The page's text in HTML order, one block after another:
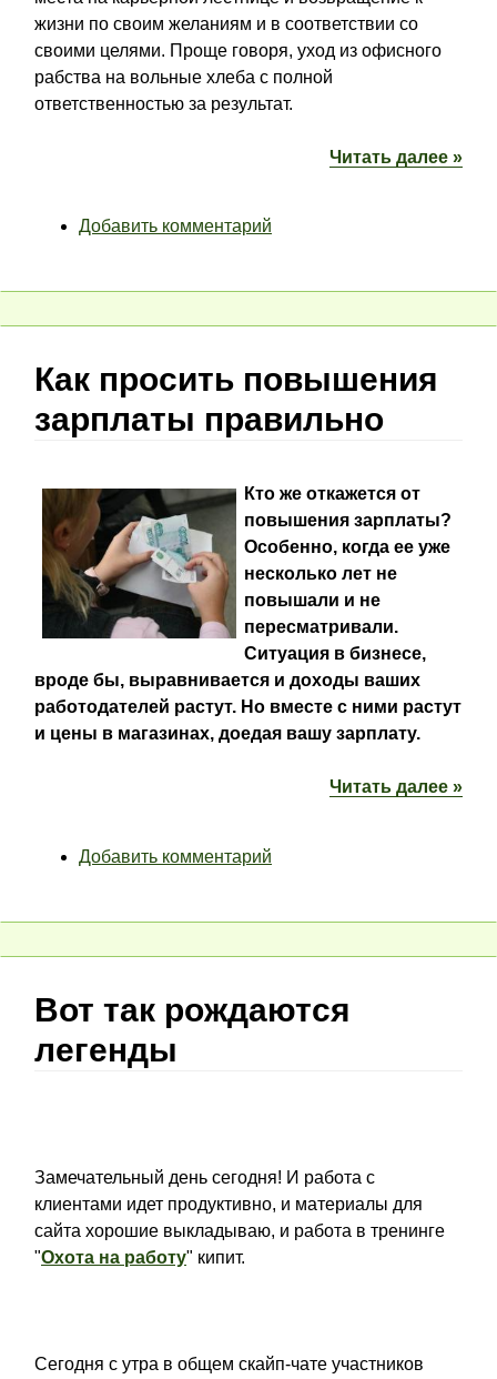
жизни по своим желаниям и в соответствии со
своими целями. Проще говоря, уход из офисного
рабства на вольные хлеба с полной
ответственностью за результат.
Читать далее »
Добавить комментарий
Как просить повышения
зарплаты правильно
Кто же откажется от
повышения зарплаты?
Особенно, когда ее уже
несколько лет не
повышали и не
пересматривали.
Ситуация в бизнесе,
вроде бы, выравнивается и доходы ваших
работодателей растут. Но вместе с ними растут
и цены в магазинах, доедая вашу зарплату.
Читать далее »
Добавить комментарий
Вот так рождаются
легенды
Замечательный день сегодня! И работа с
клиентами идет продуктивно, и материалы для
сайта хорошие выкладываю, и работа в тренинге
"Охота на работу" кипит.
Сегодня с утра в общем скайп-чате участников